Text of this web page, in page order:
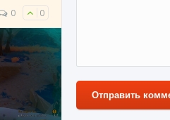
0 0
Отправить